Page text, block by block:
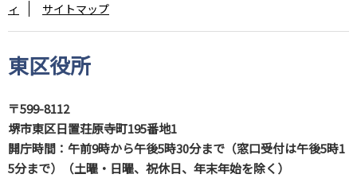
東区役所
〒599-8112
堺市東区日置荘原寺町195番地1
開庁時間：午前9時から午後5時30分まで（窓口受付は午後5時1
5分まで）（土曜・日曜、祝休日、年末年始を除く）
ィ
サイトマップ